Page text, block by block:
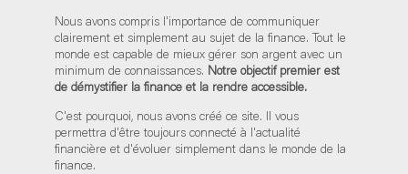
Nous avons compris l'importance de communiquer
clairement et simplement au sujet de la finance. Tout le
monde est capable de mieux gérer son argent avec un
minimum de connaissances. Notre objectif premier est
de démystifier la finance et la rendre accessible.
C'est pourquoi, nous avons créé ce site. Il vous
permettra d'être toujours connecté à l'actualité
financière et d'évoluer simplement dans le monde de la
finance.